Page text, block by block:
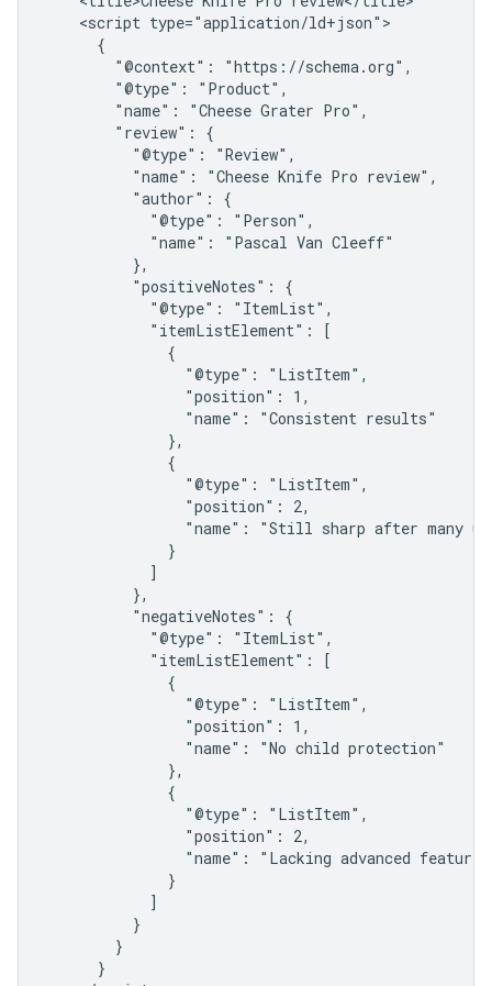
    <script type="application/ld+json">
      {
        "@context": "https://schema.org",
        "@type": "Product",
        "name": "Cheese Grater Pro",
        "review": {
          "@type": "Review",
          "name": "Cheese Knife Pro review",
          "author": {
            "@type": "Person",
            "name": "Pascal Van Cleeff"
          },
          "positiveNotes": {
            "@type": "ItemList",
            "itemListElement": [
              {
                "@type": "ListItem",
                "position": 1,
                "name": "Consistent results"
              },
              {
                "@type": "ListItem",
                "position": 2,
"name": "Still sharp after many
              }
            ]
          },
          "negativeNotes": {
            "@type": "ItemList",
            "itemListElement": [
              {
                "@type": "ListItem",
                "position": 1,
                "name": "No child protection"
              },
              {
                "@type": "ListItem",
                "position": 2,
"name": "Lacking advanced
              }
            ]
          }
        }
      }